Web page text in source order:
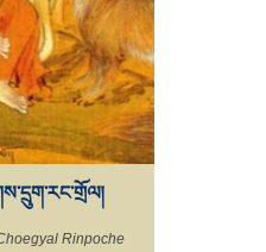
Rinpoche